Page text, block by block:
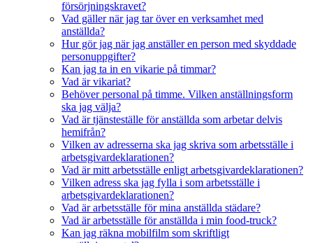
försörjningskravet?
Vad gäller när jag tar över en verksamhet med
anställda?
Hur gör jag när jag anställer en person med skyddade
personuppgifter?
Kan jag ta in en vikarie på timmar?
Vad är vikariat?
Behöver personal på timme. Vilken anställningsform
ska jag välja?
Vad är tjänsteställe för anställda som arbetar delvis
hemifrån?
Vilken av adresserna ska jag skriva som arbetsställe i
arbetsgivardeklarationen?
Vad är mitt arbetsställe enligt arbetsgivardeklarationen?
Vilken adress ska jag fylla i som arbetsställe i
arbetsgivardeklarationen?
Vad är arbetsställe för mina anställda städare?
Vad är arbetsställe för anställda i min food-truck?
Kan jag räkna mobilfilm som skriftligt